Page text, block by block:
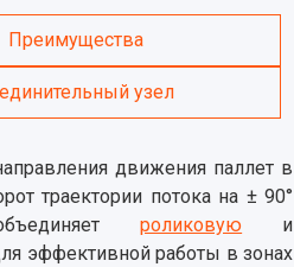
Преимущества
узел
движения паллет в
траектории потока на ± 90°
роликовую и
эффективной работы в зонах